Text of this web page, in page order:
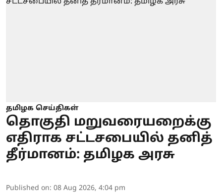
தமிழக செய்திகள்
தொகுதி மறுவரையறைக்கு
எதிராக சட்டசபையில் தனித்
தீர்மானம்: தமிழக அரசு
Published on: 08 Aug 2026, 4:04 pm